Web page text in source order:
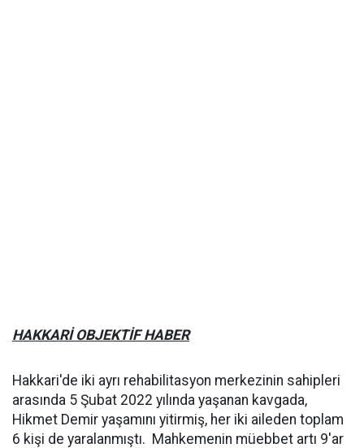
HAKKARİ OBJEKTİF HABER
Hakkari'de iki ayrı rehabilitasyon merkezinin sahipleri
arasında 5 Şubat 2022 yılında yaşanan kavgada,
Hikmet Demir yaşamını yitirmiş, her iki aileden toplam
6 kişi de yaralanmıştı. Mahkemenin müebbet artı 9'ar